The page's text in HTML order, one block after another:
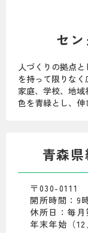
セ
人づくりの拠点
を持って限りなく
家庭、学校、地域
色を青緑とし、伸
青森
〒030-0111
開所時間：9
休所日：毎
年末年始（12